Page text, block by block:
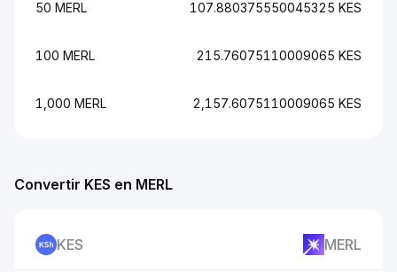
50 MERL 107.880375550045325 KES
100 MERL 215.76075110009065 KES
1,000 MERL 2,157.6075110009065 KES
Convertir KES en MERL
KES MERL